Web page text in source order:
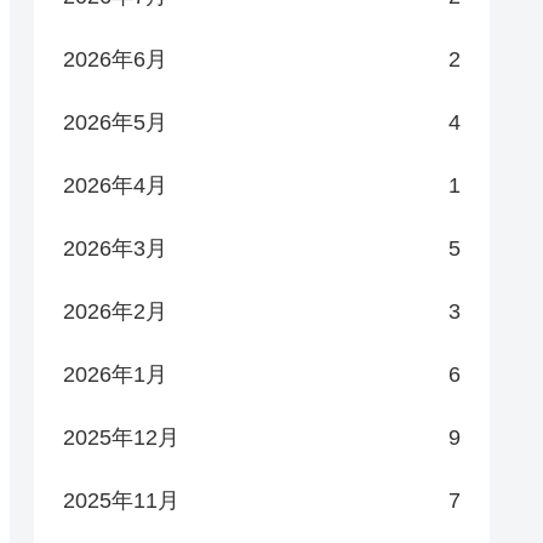
2026年6月 2
2026年5月 4
2026年4月 1
2026年3月 5
2026年2月 3
2026年1月 6
2025年12月 9
2025年11月 7